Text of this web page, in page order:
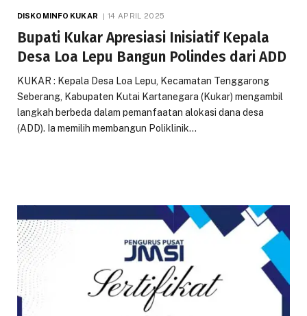
DISKOMINFO KUKAR 14 APRIL 2025
Bupati Kukar Apresiasi Inisiatif Kepala
Desa Loa Lepu Bangun Polindes dari ADD
KUKAR : Kepala Desa Loa Lepu, Kecamatan Tenggarong
Seberang, Kabupaten Kutai Kartanegara (Kukar) mengambil
langkah berbeda dalam pemanfaatan alokasi dana desa
(ADD). Ia memilih membangun Poliklinik…